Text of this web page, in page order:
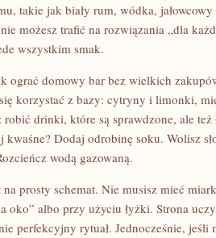
takie jak biały rum, wódka,
możesz trafić na rozwiązania „dla
wszystkim smak.
ograć domowy bar bez wielkich
korzystać z bazy: cytryny i limonki,
drinki, które są sprawdzone, ale też
Dodaj odrobinę soku. Wolisz
wodą gazowaną.
prosty schemat. Nie musisz mieć
oko” albo przy użyciu łyżki. Strona
perfekcyjny rytuał. Jednocześnie, jeśli